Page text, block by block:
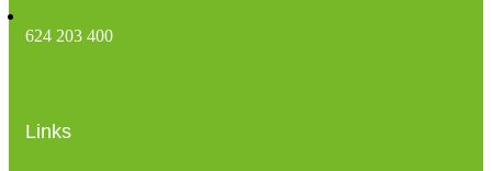
624 203 400
Links